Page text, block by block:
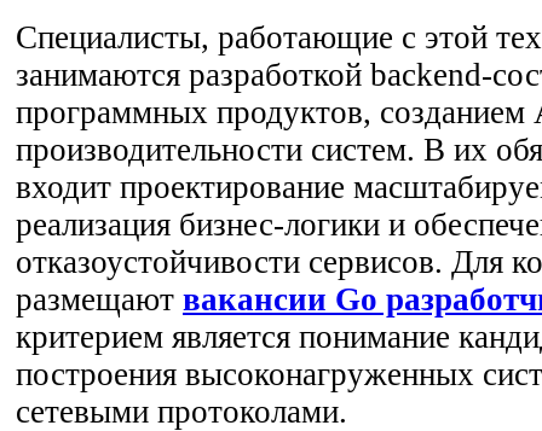
Специалисты, работающие с этой
занимаются разработкой backend-
программных продуктов, созданием
производительности систем. В их
входит проектирование
реализация бизнес-логики и
отказоустойчивости сервисов. Для
размещают вакансии Go
критерием является понимание
построения высоконагруженных
сетевыми протоколами.